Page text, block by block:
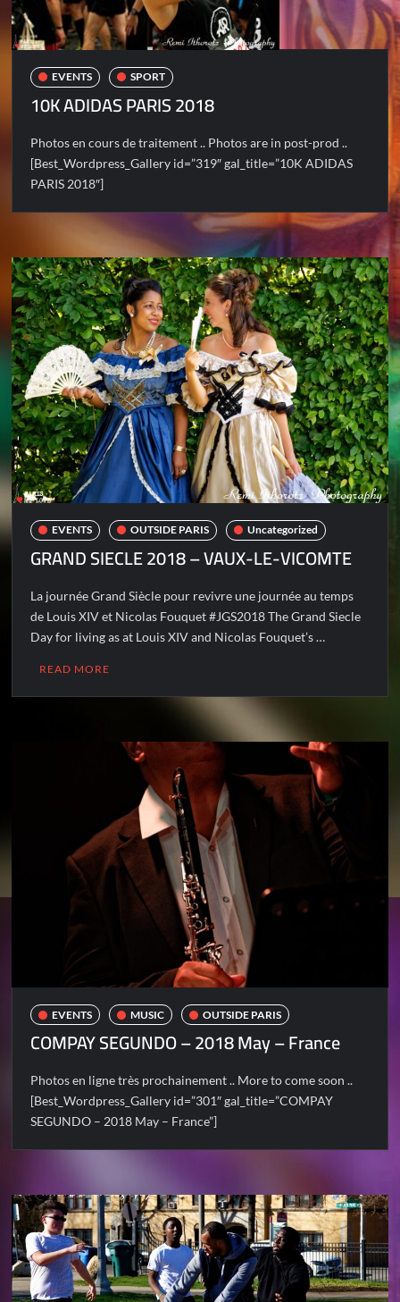
EVENTS SPORT
10K ADIDAS PARIS 2018
Photos en cours de traitement .. Photos are in post-prod ..
[Best_Wordpress_Gallery id=”319″ gal_title=”10K ADIDAS
PARIS 2018″]
EVENTS OUTSIDE PARIS Uncategorized
GRAND SIECLE 2018 – VAUX-LE-VICOMTE
La journée Grand Siècle pour revivre une journée au temps
de Louis XIV et Nicolas Fouquet #JGS2018 The Grand Siecle
Day for living as at Louis XIV and Nicolas Fouquet’s …
READ MORE
EVENTS MUSIC OUTSIDE PARIS
COMPAY SEGUNDO – 2018 May – France
Photos en ligne très prochainement .. More to come soon ..
[Best_Wordpress_Gallery id=”301″ gal_title=”COMPAY
SEGUNDO – 2018 May – France”]